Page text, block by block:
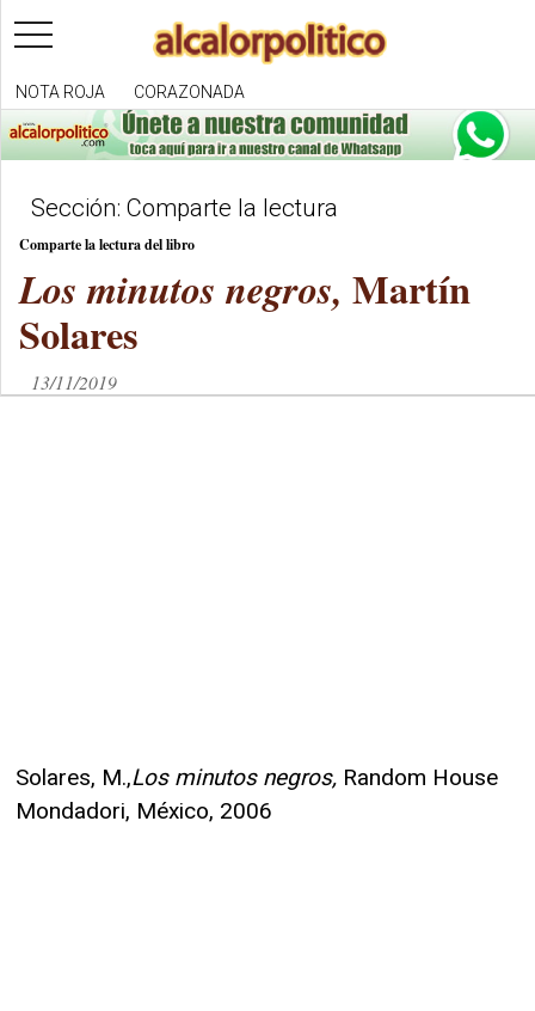
toggle
navigation
NOTA ROJA CORAZONADA
Sección: Comparte la lectura
Comparte la lectura del libro
Los minutos negros, Martín
Solares
13/11/2019
Solares, M.,Los minutos negros, Random House
Mondadori, México, 2006